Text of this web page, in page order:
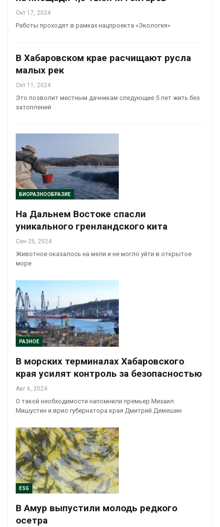
Окт 17, 2024
Работы проходят в рамках нацпроекта «Экология»
В Хабаровском крае расчищают русла
малых рек
Окт 11, 2024
Это позволит местным дачникам следующие 5 лет жить без
затоплений
БИОРАЗНООБРАЗИЕ
На Дальнем Востоке спасли
уникального гренландского кита
Сен 25, 2024
Животное оказалось на мели и не могло уйти в открытое
море
РАЗНОЕ
В морских терминалах Хабаровского
края усилят контроль за безопасностью
Авг 6, 2024
О такой необходимости напомнили премьер Михаил
Мишустин и врио губернатора края Дмитрий Демешин
ESG
В Амур выпустили молодь редкого
осетра